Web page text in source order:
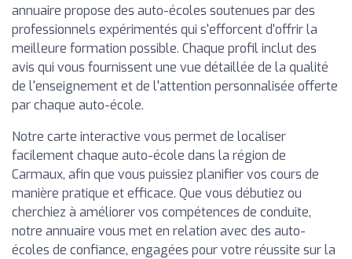
annuaire propose des auto-écoles soutenues par des
professionnels expérimentés qui s'efforcent d'offrir la
meilleure formation possible. Chaque profil inclut des
avis qui vous fournissent une vue détaillée de la qualité
de l'enseignement et de l'attention personnalisée offerte
par chaque auto-école.
Notre carte interactive vous permet de localiser
facilement chaque auto-école dans la région de
Carmaux, afin que vous puissiez planifier vos cours de
manière pratique et efficace. Que vous débutiez ou
cherchiez à améliorer vos compétences de conduite,
notre annuaire vous met en relation avec des auto-
écoles de confiance, engagées pour votre réussite sur la